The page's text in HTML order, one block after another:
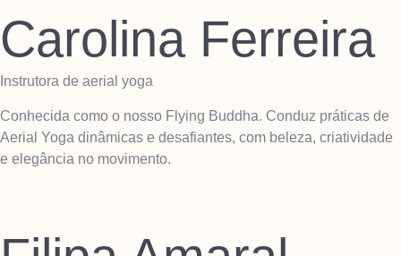
Carolina Ferreira
Instrutora de aerial yoga
Conhecida como o nosso Flying Buddha. Conduz práticas de
Aerial Yoga dinâmicas e desafiantes, com beleza, criatividade
e elegância no movimento.